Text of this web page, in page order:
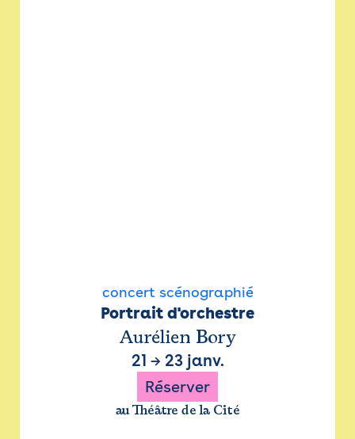
concert scénographié
Portrait d'orchestre
Aurélien Bory
21 → 23 janv.
Réserver
au Théâtre de la Cité